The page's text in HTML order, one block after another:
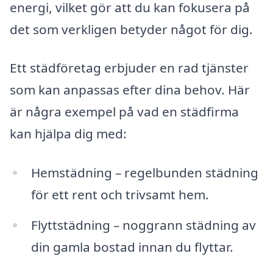
energi, vilket gör att du kan fokusera på
det som verkligen betyder något för dig.
Ett städföretag erbjuder en rad tjänster
som kan anpassas efter dina behov. Här
är några exempel på vad en städfirma
kan hjälpa dig med:
Hemstädning – regelbunden städning
för ett rent och trivsamt hem.
Flyttstädning – noggrann städning av
din gamla bostad innan du flyttar.